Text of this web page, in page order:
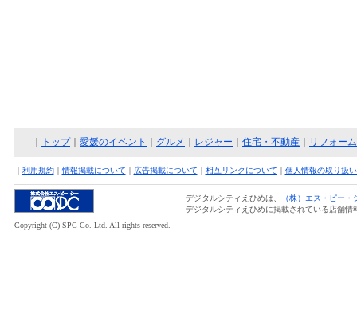
トップ｜ 愛媛のイベント グルメ レジャー 住宅・不動産 リフォー
｜ 利用規約｜ 情報掲載について ｜ 広告掲載について ｜ 相互リンクについて ｜ 個人情報の取り扱
デジタルシティえひめは、
（株）エス・ピー・
デジタルシティえひめに掲載されている店舗
Copyright (C) SPC Co. Ltd. All rights reserved.